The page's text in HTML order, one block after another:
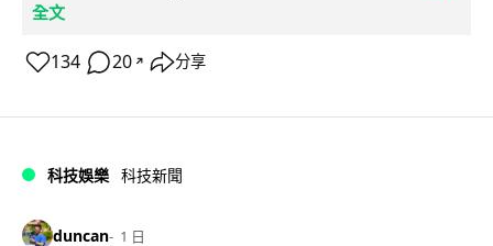
全文
134 20 ↗ 分享
科技娛樂 科技新聞
duncan 1 日